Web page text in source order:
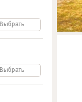
Выбрать
Выбрать